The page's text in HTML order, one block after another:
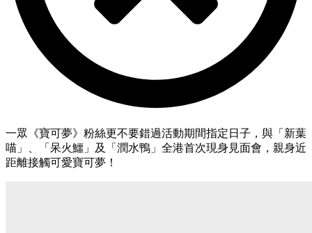
一眾《寶可夢》粉絲更不要錯過活動期間指定日子，與「新葉
喵」、「呆火鱷」及「潤水鴨」全港首次現身見面會，親身近
距離接觸可愛寶可夢！